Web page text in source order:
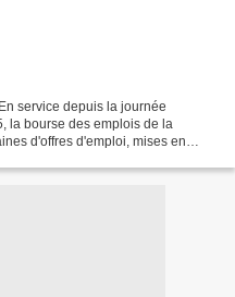
service depuis la journée
la bourse des emplois de la
d'offres d'emploi, mises en